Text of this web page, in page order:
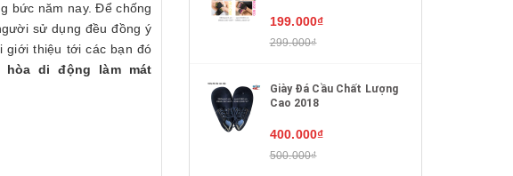
bức năm nay. Để chống
sử dụng đều đồng ý
giới thiệu tới các bạn đó
hòa di động làm mát
199.000₫
299.000₫
Giày Đá Cầu Chất Lượng
Cao 2018
400.000₫
500.000₫